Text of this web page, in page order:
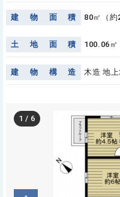
建 物 面 積 80㎡（約
土 地 面 積 100.06
建 物 構 造 木造 地
1 / 6